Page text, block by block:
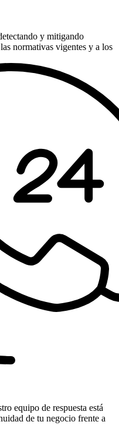
y mitigando
normativas vigentes y a los
equipo de respuesta está
de tu negocio frente a